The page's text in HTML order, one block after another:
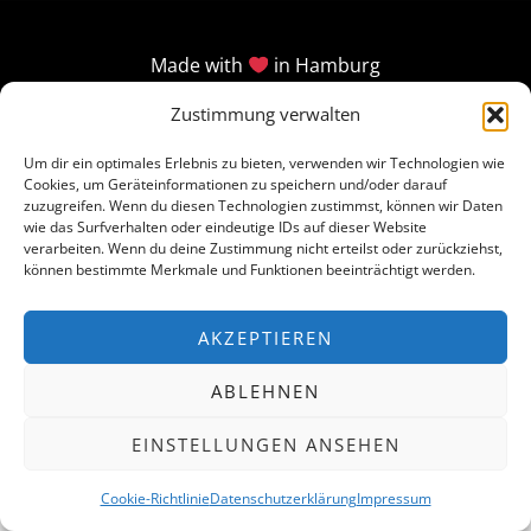
Zustimmung verwalten
Um dir ein optimales Erlebnis zu bieten, verwenden wir Technologien wie
Cookies, um Geräteinformationen zu speichern und/oder darauf
zuzugreifen. Wenn du diesen Technologien zustimmst, können wir Daten
wie das Surfverhalten oder eindeutige IDs auf dieser Website
verarbeiten. Wenn du deine Zustimmung nicht erteilst oder zurückziehst,
können bestimmte Merkmale und Funktionen beeinträchtigt werden.
AKZEPTIEREN
ABLEHNEN
EINSTELLUNGEN ANSEHEN
Cookie-RichtlinieDatenschutzerklärungImpressum
Made with in Hamburg